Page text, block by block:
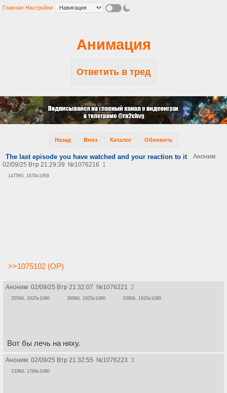
Главная Настройки
Анимация
Ответить в тред
Назад Вниз Каталог Обновить
The last episode you have watched and your reaction to it
Аноним
02/09/25 Втр 21:29:39
№1076216 1
1475Кб, 1679x1959
>>1075102 (OP)
Аноним 02/09/25 Втр 21:32:07 №1076221 2
255Кб, 1920x1080 260Кб, 1920x1080 338Кб, 1920x1080
Вот бы лечь на няху.
Аноним 02/09/25 Втр 21:32:55 №1076223 3
133Кб, 1786x1080